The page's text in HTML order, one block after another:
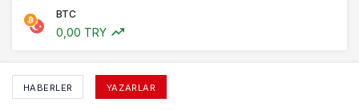
BTC
0,00 TRY
HABERLER YAZARLAR